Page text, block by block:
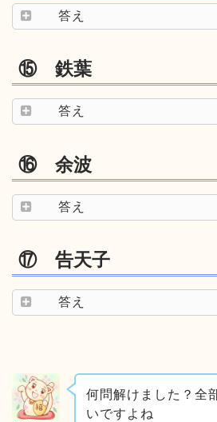
答え
⑮ 鉄葉
答え
⑯ 余波
答え
⑰ 告天子
答え
何問解けました？全
いですよね